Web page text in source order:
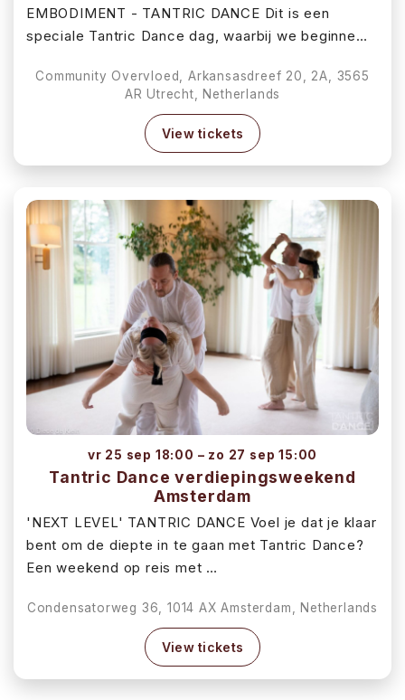
EMBODIMENT - TANTRIC DANCE Dit is een
speciale Tantric Dance dag, waarbij we beginne…
Community Overvloed, Arkansasdreef 20, 2A, 3565
AR Utrecht, Netherlands
View tickets
vr 25 sep 18:00 – zo 27 sep 15:00
Tantric Dance verdiepingsweekend
Amsterdam
'NEXT LEVEL' TANTRIC DANCE Voel je dat je klaar
bent om de diepte in te gaan met Tantric Dance?
Een weekend op reis met …
Condensatorweg 36, 1014 AX Amsterdam, Netherlands
View tickets